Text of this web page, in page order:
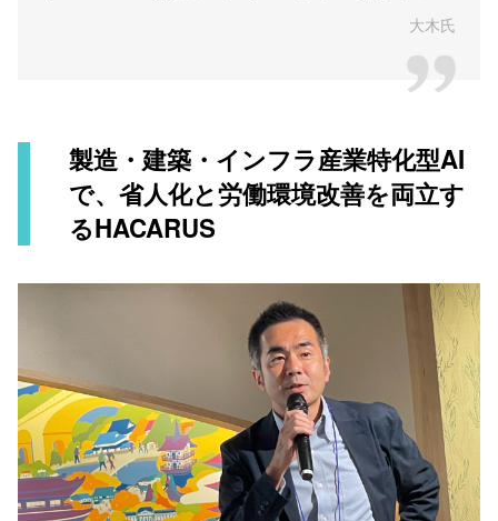
大木氏
製造・建築・インフラ産業特化型AI
で、省人化と労働環境改善を両立す
るHACARUS